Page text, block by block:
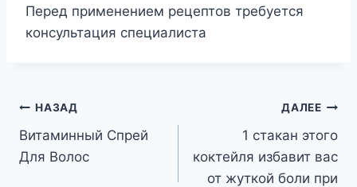
Перед применением рецептов требуется
консультация специалиста
Навигация
по
НАЗАД
Витаминный Спрей
Для Волос
ДАЛЕЕ
1 стакан этого
коктейля избавит вас
от жуткой боли при